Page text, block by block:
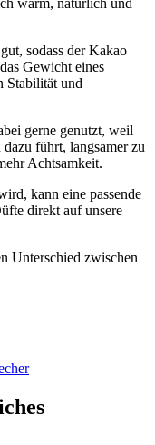
warm, natürlich und
sodass der Kakao
Gewicht eines
Stabilität und
gerne genutzt, weil
führt, langsamer zu
Achtsamkeit.
kann eine passende
direkt auf unsere
Unterschied zwischen